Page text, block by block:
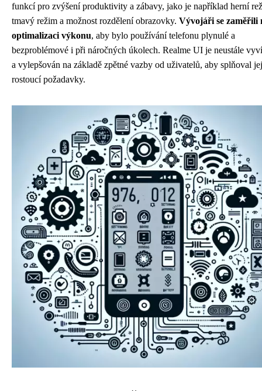
funkcí pro zvýšení produktivity a zábavy, jako je například herní
tmavý režim a možnost rozdělení obrazovky. Vývojáři se zaměřili
optimalizaci výkonu, aby bylo používání telefonu plynulé a
bezproblémové i při náročných úkolech. Realme UI je neustále
a vylepšován na základě zpětné vazby od uživatelů, aby splňoval
rostoucí požadavky.